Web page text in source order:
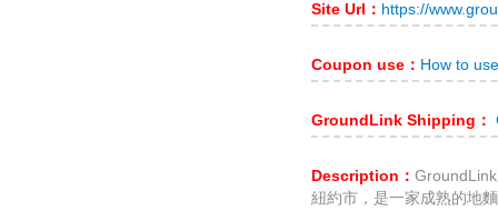
Site Url： https://
Coupon use： How to
GroundLink Shipping：
Description：
紐約市，是一家成熟的地